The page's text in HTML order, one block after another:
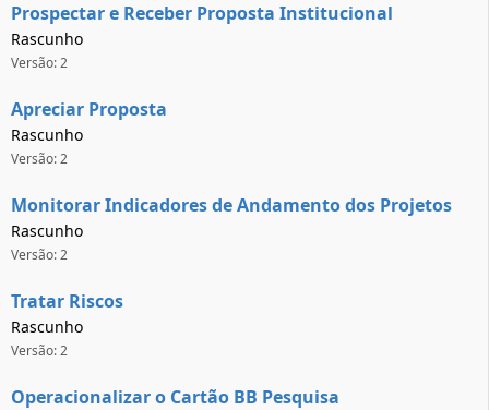
Prospectar e Receber Proposta Institucional
Rascunho
Versão: 2
Apreciar Proposta
Rascunho
Versão: 2
Monitorar Indicadores de Andamento dos Projetos
Rascunho
Versão: 2
Tratar Riscos
Rascunho
Versão: 2
Operacionalizar o Cartão BB Pesquisa